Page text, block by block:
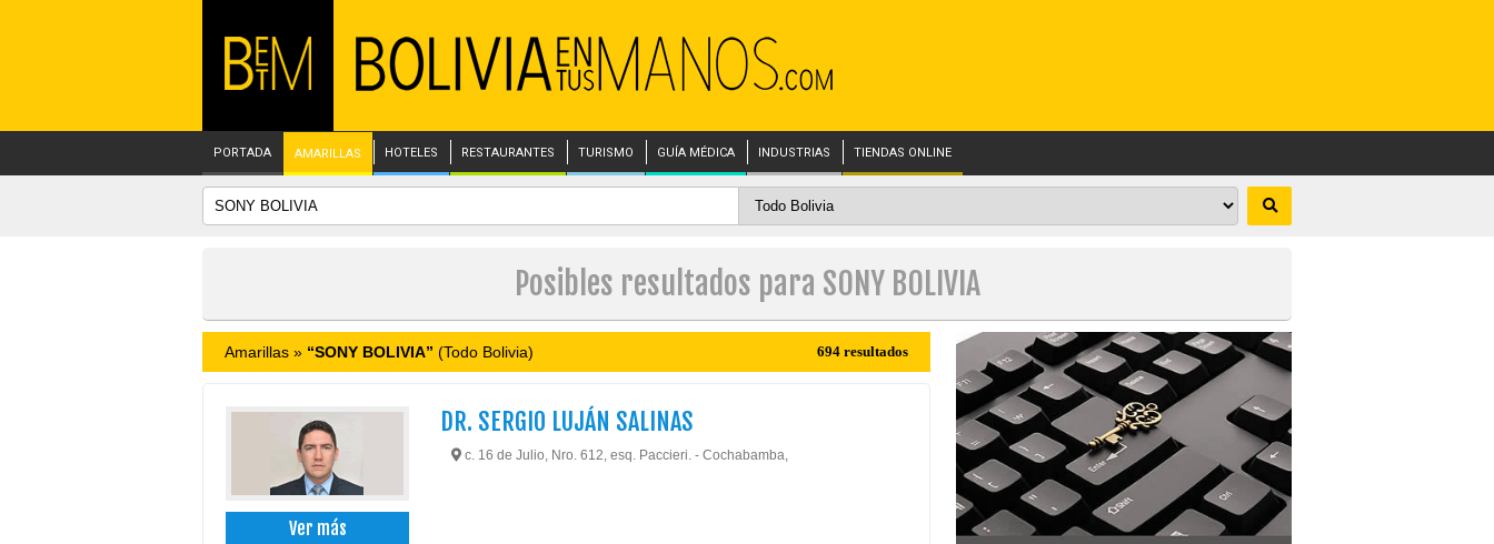
PORTADA AMARILLAS HOTELES RESTAURANTES TURISMO GUÍA MÉDICA INDUSTRIAS TIENDAS ONLINE
Posibles resultados para SONY BOLIVIA
Amarillas » “SONY BOLIVIA” (Todo Bolivia) 694 resultados
Ver más
DR. SERGIO LUJÁN SALINAS
c. 16 de Julio, Nro. 612, esq. Paccieri. - Cochabamba,